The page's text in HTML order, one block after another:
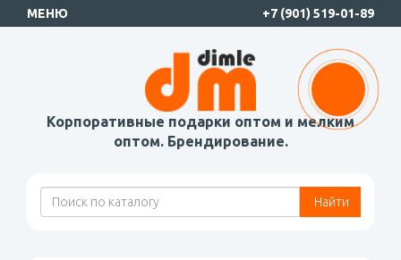
МЕНЮ +7 (901) 519-01-89
Корпоративные подарки оптом и мелким
оптом. Брендирование.
Найти